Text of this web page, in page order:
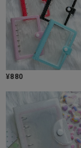
¥880